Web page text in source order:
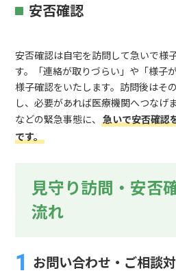
安否確認
安否確認は自宅を訪問して急いで様
す。「連絡が取りづらい」や「様子
様子確認をいたします。訪問後はそ
し、必要があれば医療機関へつなげ
などの緊急事態に、急いで安否確認
です。
見守り訪問・安否
流れ
お問い合わせ・ご相談